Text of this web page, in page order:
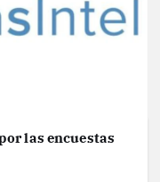
las encuestas